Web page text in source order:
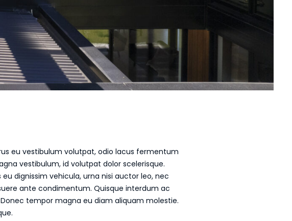
eu vestibulum volutpat, odio lacus fermentum
vestibulum, id volutpat dolor scelerisque.
dignissim vehicula, urna nisi auctor leo, nec
ante condimentum. Quisque interdum ac
tempor magna eu diam aliquam molestie.